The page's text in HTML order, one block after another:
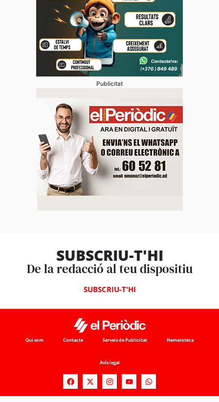
Publicitat
SUBSCRIU-T'HI
De la redacció al teu dispositiu
SUBSCRIU-T'HI
Qui som Contacte Serveis de Publicitat Hemeroteca
Avís legal